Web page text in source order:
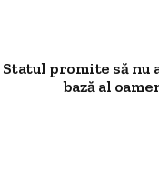
Statul promite să nu
bază al